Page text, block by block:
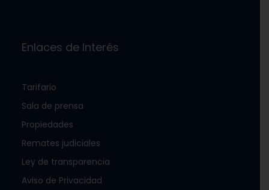
Enlaces de Interés
Tarifario
Sala de prensa
Propiedades
Remates judiciales
Ley de transparencia
Aviso de Privacidad